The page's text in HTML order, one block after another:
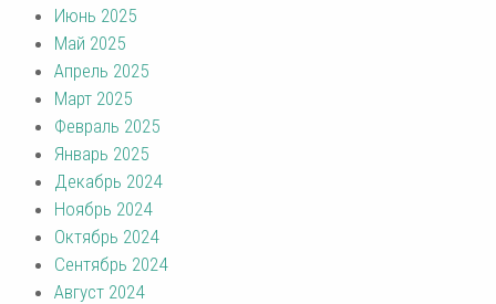
Июнь 2025
Май 2025
Апрель 2025
Март 2025
Февраль 2025
Январь 2025
Декабрь 2024
Ноябрь 2024
Октябрь 2024
Сентябрь 2024
Август 2024